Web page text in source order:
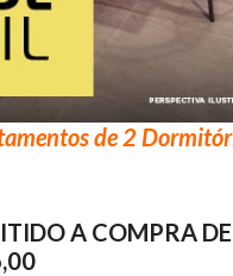
de 2
A COMPRA